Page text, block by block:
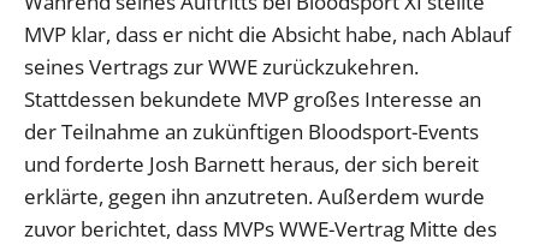
MVP klar, dass er nicht die Absicht habe, nach Ablauf
seines Vertrags zur WWE zurückzukehren.
Stattdessen bekundete MVP großes Interesse an
der Teilnahme an zukünftigen Bloodsport-Events
und forderte Josh Barnett heraus, der sich bereit
erklärte, gegen ihn anzutreten. Außerdem wurde
zuvor berichtet, dass MVPs WWE-Vertrag Mitte des